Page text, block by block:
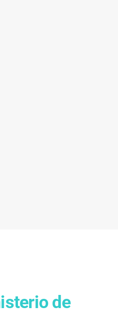
de